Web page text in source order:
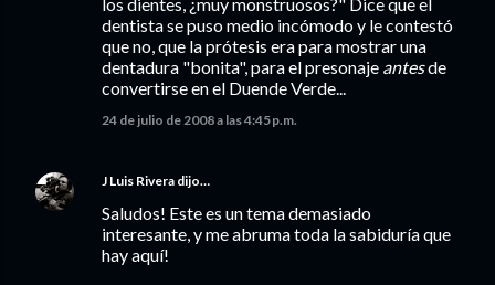
dentista se puso medio incómodo y le contestó
que no, que la prótesis era para mostrar una
dentadura "bonita", para el presonaje antesde
convertirse en el Duende Verde...
24 de julio de 2008 a las 4:45 p.m.
J Luis Rivera dijo…
Saludos! Este es un tema demasiado
interesante, y me abruma toda la sabiduría que
hay aquí!